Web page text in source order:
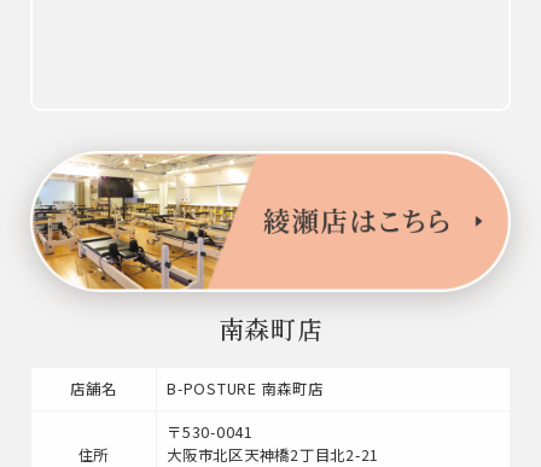
南森町店
店舗名 B-POSTURE 南森町店
住所
〒530-0041
大阪市北区天神橋2丁目北2-21